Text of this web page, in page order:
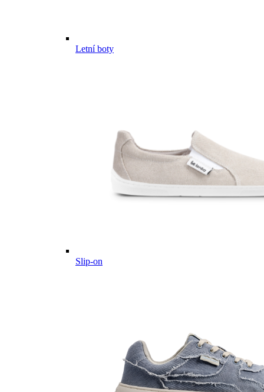
Letní boty
Slip-on